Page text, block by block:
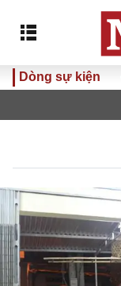
Dòng sự kiện